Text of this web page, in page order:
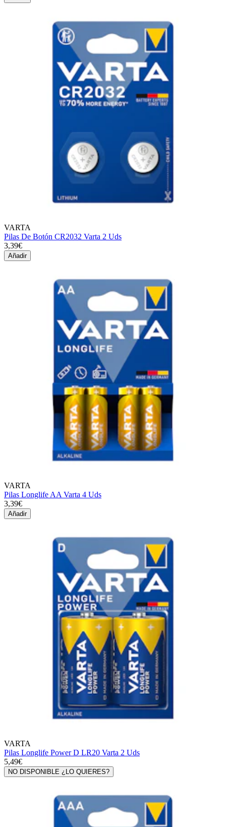
VARTA
Pilas De Botón CR2032 Varta 2 Uds
3,39€
Añadir
VARTA
Pilas Longlife AA Varta 4 Uds
3,39€
Añadir
VARTA
Pilas Longlife Power D LR20 Varta 2 Uds
5,49€
NO DISPONIBLE ¿LO QUIERES?